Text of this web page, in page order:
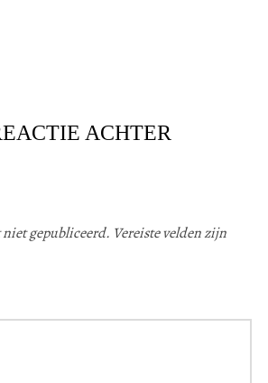
ACHTER
niet gepubliceerd. Vereiste velden zijn